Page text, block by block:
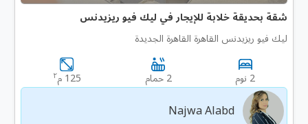
شقة بحديقة خلابة للإيجار في ليك فيو ريزيدنس
ليك فيو ريزيدنس القاهرة القاهرة الجديدة
2 نوم 2 حمام 125 م ٢
Najwa Alabd